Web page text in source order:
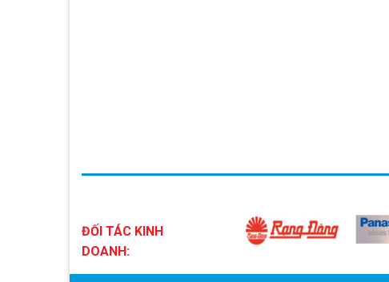
ĐỐI TÁC KINH
DOANH: